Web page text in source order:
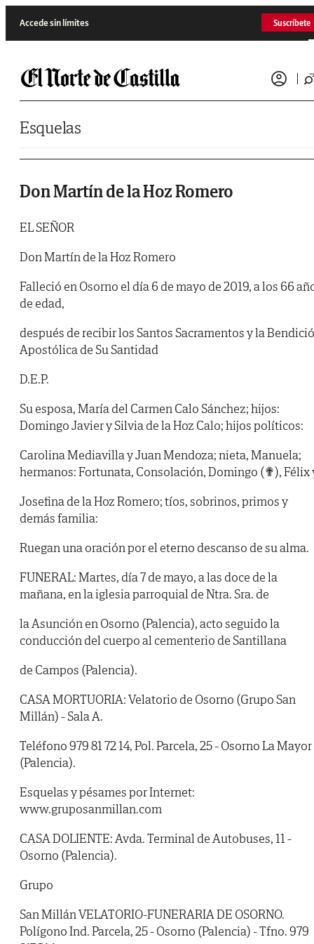
Accede sin límites Suscríbete
Esquelas
Don Martín de la Hoz Romero
EL SEÑOR
Don Martín de la Hoz Romero
Falleció en Osorno el día 6 de mayo de 2019, a los 66
de edad,
después de recibir los Santos Sacramentos y la
Apostólica de Su Santidad
D.E.P.
Su esposa, María del Carmen Calo Sánchez; hijos:
Domingo Javier y Silvia de la Hoz Calo; hijos políticos:
Carolina Mediavilla y Juan Mendoza; nieta, Manuela;
hermanos: Fortunata, Consolación, Domingo (✟), Félix
Josefina de la Hoz Romero; tíos, sobrinos, primos y
demás familia:
Ruegan una oración por el eterno descanso de su alma.
FUNERAL: Martes, día 7 de mayo, a las doce de la
mañana, en la iglesia parroquial de Ntra. Sra. de
la Asunción en Osorno (Palencia), acto seguido la
conducción del cuerpo al cementerio de Santillana
de Campos (Palencia).
CASA MORTUORIA: Velatorio de Osorno (Grupo San
Millán) - Sala A.
Teléfono 979 81 72 14, Pol. Parcela, 25 - Osorno La Mayor
(Palencia).
Esquelas y pésames por Internet:
www.gruposanmillan.com
CASA DOLIENTE: Avda. Terminal de Autobuses, 11 -
Osorno (Palencia).
Grupo
San Millán VELATORIO-FUNERARIA DE OSORNO.
Polígono Ind. Parcela, 25 - Osorno (Palencia) - Tfno. 979